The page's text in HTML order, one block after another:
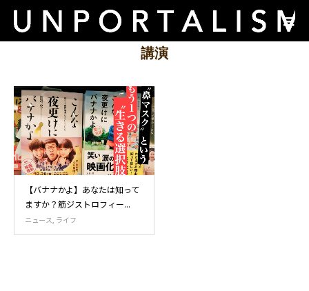
講演
【バナナかよ】あなたは知って
ますか？筋ジストロフィー...
ニュース, ライフ